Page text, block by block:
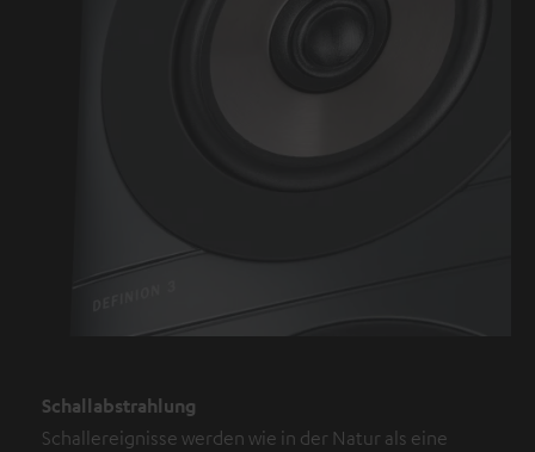
Schallabstrahlung
Schallereignisse werden wie in der Natur als eine